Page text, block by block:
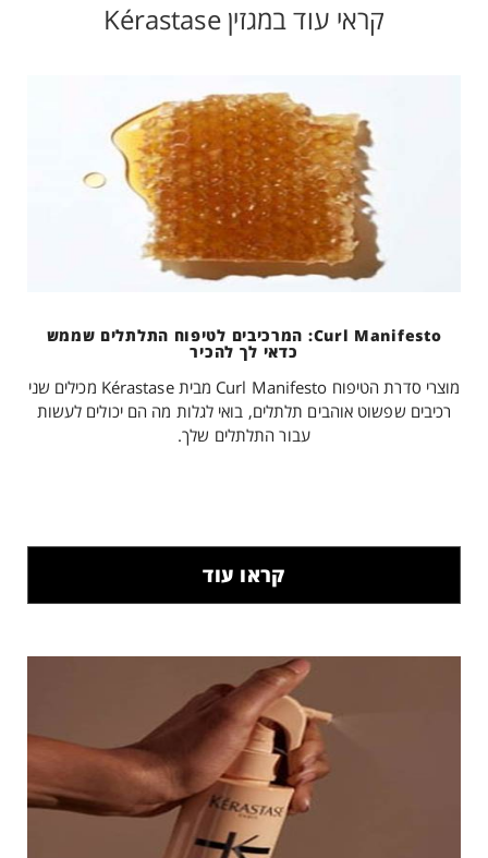
קראי עוד במגזין Kérastase
Curl Manifesto: המרכיבים לטיפוח התלתלים שממש
כדאי לך להכיר
מוצרי סדרת הטיפוח Curl Manifesto מבית Kérastase מכילים שני
רכיבים שפשוט אוהבים תלתלים, בואי לגלות מה הם יכולים לעשות
עבור התלתלים שלך.
קראו עוד